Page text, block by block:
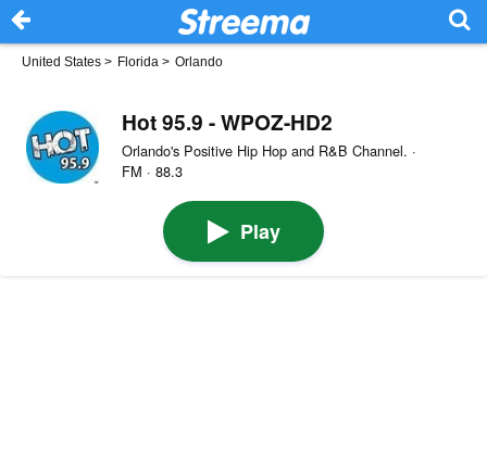
United States > Florida > Orlando
Hot 95.9 - WPOZ-HD2
Orlando's Positive Hip Hop and R&B Channel. ·
FM · 88.3
Play